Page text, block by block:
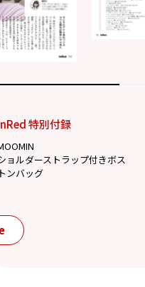
特別付録
ョルダーストラップ付きボス
トンバッグ